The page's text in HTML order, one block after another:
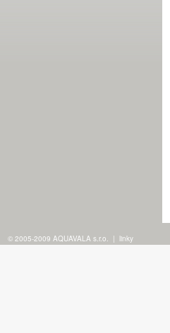
© 2005-2009 AQUAVALA s.r.o. | linky